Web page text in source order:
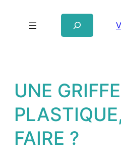
UNE
FAIRE ?